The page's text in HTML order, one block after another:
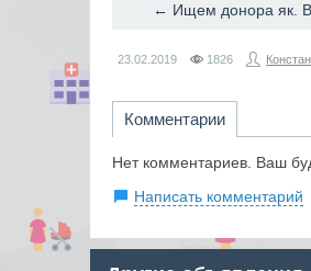
← Ищем донора як.
23.02.2019 1826
Комментарии
Нет комментариев. Ваш
Написать комментарий